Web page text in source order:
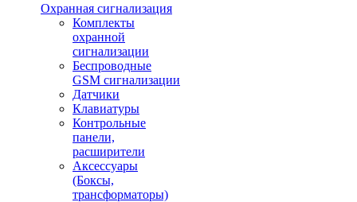
Охранная сигнализация
Комплекты
охранной
сигнализации
Беспроводные
GSM сигнализации
Датчики
Клавиатуры
Контрольные
панели,
расширители
Аксессуары
(Боксы,
трансформаторы)